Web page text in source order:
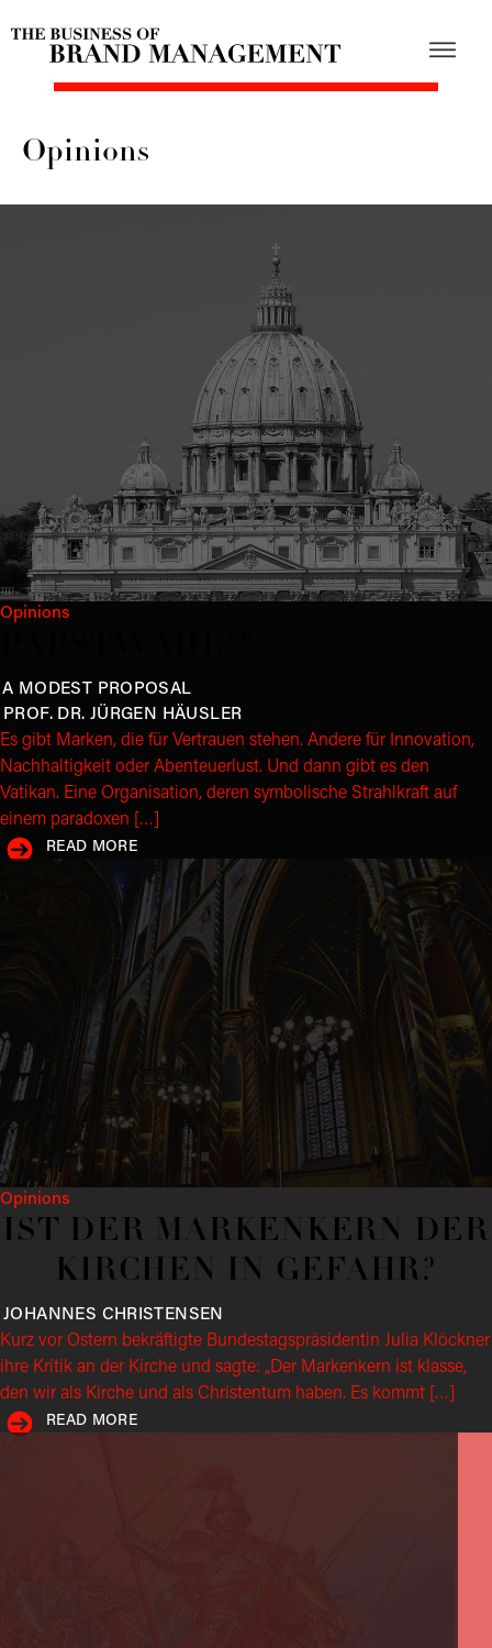
Opinions
Opinions
PROF. DR. JÜRGEN HÄUSLER
A MODEST PROPOSAL
Es gibt Marken, die für Vertrauen stehen. Andere für Innovation,
Nachhaltigkeit oder Abenteuerlust. Und dann gibt es den
Vatikan. Eine Organisation, deren symbolische Strahlkraft auf
einem paradoxen […]
READ MORE
Opinions
IST DER MARKENKERN DER
KIRCHEN IN GEFAHR?
JOHANNES CHRISTENSEN
Kurz vor Ostern bekräftigte Bundestagspräsidentin Julia Klöckner
ihre Kritik an der Kirche und sagte: „Der Markenkern ist klasse,
den wir als Kirche und als Christentum haben. Es kommt […]
READ MORE